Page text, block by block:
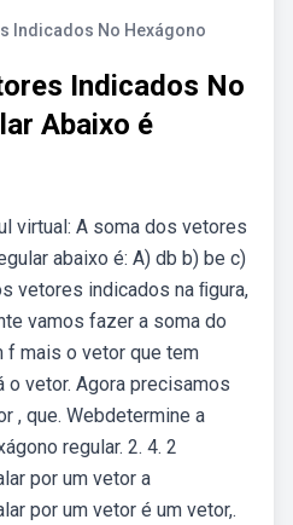
Indicados No Hexágono
Indicados No
Abaixo é
virtual: A soma dos vetores
abaixo é: A) db b) be c)
vetores indicados na ﬁgura,
vamos fazer a soma do
f mais o vetor que tem
o vetor. Agora precisamos
, que. Webdetermine a
regular. 2. 4. 2
por um vetor a
por um vetor é um vetor,.